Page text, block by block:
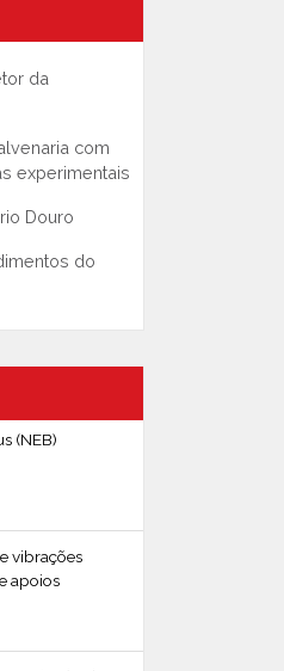
da
com
experimentais
Douro
do
(NEB)
vibrações
apoios